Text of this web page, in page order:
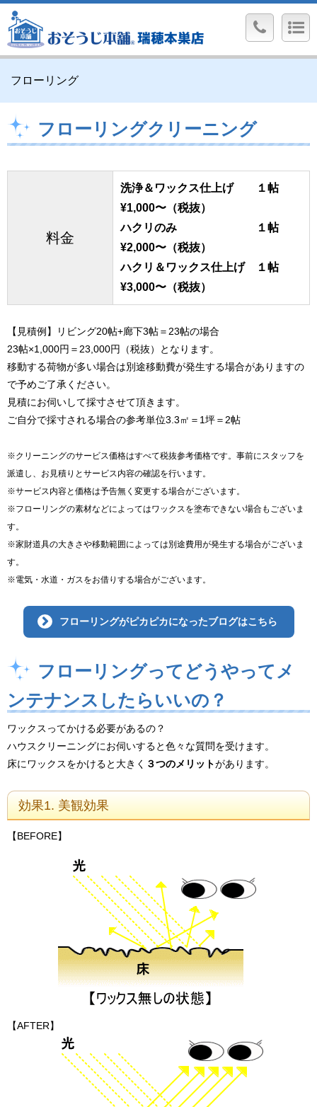
フローリング
フローリングクリーニング
料金
洗浄＆ワックス仕上げ １帖
¥1,000〜（税抜）
ハクリのみ １帖
¥2,000〜（税抜）
ハクリ＆ワックス仕上げ １帖
¥3,000〜（税抜）
【見積例】リビング20帖+廊下3帖＝23帖の場合
23帖×1,000円＝23,000円（税抜）となります。
移動する荷物が多い場合は別途移動費が発生する場合がありますの
で予めご了承ください。
見積にお伺いして採寸させて頂きます。
ご自分で採寸される場合の参考単位3.3㎡＝1坪＝2帖
※クリーニングのサービス価格はすべて税抜参考価格です。事前にスタッフを
派遣し、お見積りとサービス内容の確認を行います。
※サービス内容と価格は予告無く変更する場合がございます。
※フローリングの素材などによってはワックスを塗布できない場合もございま
す。
※家財道具の大きさや移動範囲によっては別途費用が発生する場合がございま
す。
※電気・水道・ガスをお借りする場合がございます。
フローリングがピカピカになったブログはこちら
フローリングってどうやってメ
ンテナンスしたらいいの？
ワックスってかける必要があるの？
ハウスクリーニングにお伺いすると色々な質問を受けます。
床にワックスをかけると大きく ３つのメリットがあります。
効果1. 美観効果
【BEFORE】
【AFTER】